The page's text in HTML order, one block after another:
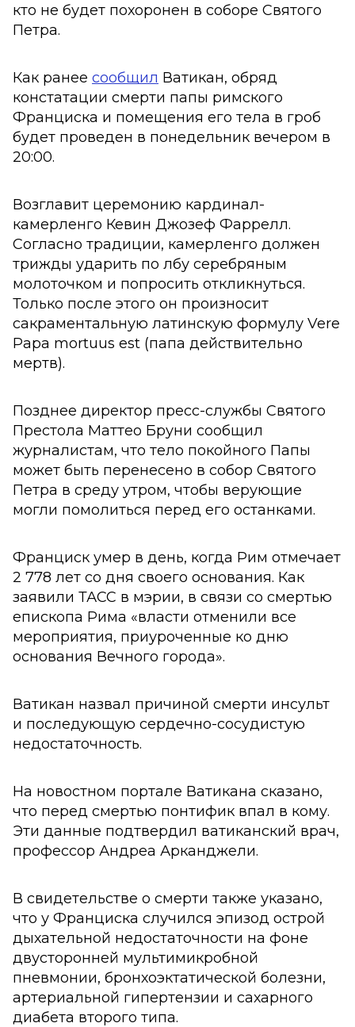
кто не будет похоронен в соборе Святого
Петра.
Как ранее сообщил Ватикан, обряд
констатации смерти папы римского
Франциска и помещения его тела в гроб
будет проведен в понедельник вечером в
20:00.
Возглавит церемонию кардинал-
камерленго Кевин Джозеф Фаррелл.
Согласно традиции, камерленго должен
трижды ударить по лбу серебряным
молоточком и попросить откликнуться.
Только после этого он произносит
сакраментальную латинскую формулу Vere
Papa mortuus est (папа действительно
мертв).
Позднее директор пресс-службы Святого
Престола Маттео Бруни сообщил
журналистам, что тело покойного Папы
может быть перенесено в собор Святого
Петра в среду утром, чтобы верующие
могли помолиться перед его останками.
Франциск умер в день, когда Рим отмечает
2 778 лет со дня своего основания. Как
заявили ТАСС в мэрии, в связи со смертью
епископа Рима «власти отменили все
мероприятия, приуроченные ко дню
основания Вечного города».
Ватикан назвал причиной смерти инсульт
и последующую сердечно-сосудистую
недостаточность.
На новостном портале Ватикана сказано,
что перед смертью понтифик впал в кому.
Эти данные подтвердил ватиканский врач,
профессор Андреа Арканджели.
В свидетельстве о смерти также указано,
что у Франциска случился эпизод острой
дыхательной недостаточности на фоне
двусторонней мультимикробной
пневмонии, бронхоэктатической болезни,
артериальной гипертензии и сахарного
диабета второго типа.